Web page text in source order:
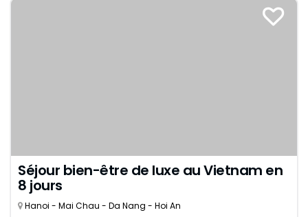
Séjour bien-être de luxe au Vietnam en
8 jours
Hanoi - Mai Chau - Da Nang - Hoi An